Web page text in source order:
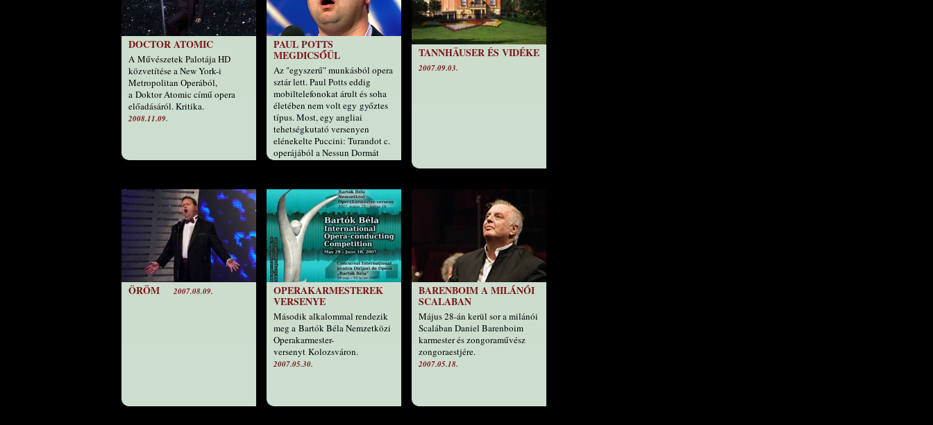
DOCTOR ATOMIC
A Művészetek Palotája HD
közvetítése a New York-i
Metropolitan Operából,
a Doktor Atomic című opera
előadásáról. Kritika.
2008.11.09.
PAUL POTTS
MEGDICSŐÜL
Az "egyszerű" munkásból opera
sztár lett. Paul Potts eddig
mobiltelefonokat árult és soha
életében nem volt egy győztes
típus. Most, egy angliai
tehetségkutató versenyen
elénekelte Puccini: Turandot c.
operájából a Nessun Dormát
(pontosaban annak rövidített
extázisba került, Anglia Paul
Potts-ot ünnepli, aki azóta meg
is nyerte a versenyt. Paul, a
zsűritagok, és maga a történet is
olyan, mintha Hollywoodban
találták volna ki, pedig igaz.
2007.07.13.
TANNHÄUSER ÉS VIDÉKE
2007.09.03.
ÖRÖM 2007.08.09. OPERAKARMESTEREK
VERSENYE
Második alkalommal rendezik
meg a Bartók Béla Nemzetközi
Operakarmester-
versenyt Kolozsváron.
2007.05.30.
BARENBOIM A MILÁNÓI
SCALABAN
Május 28-án kerül sor a milánói
Scalában Daniel Barenboim
karmester és zongoraművész
zongoraestjére.
2007.05.18.